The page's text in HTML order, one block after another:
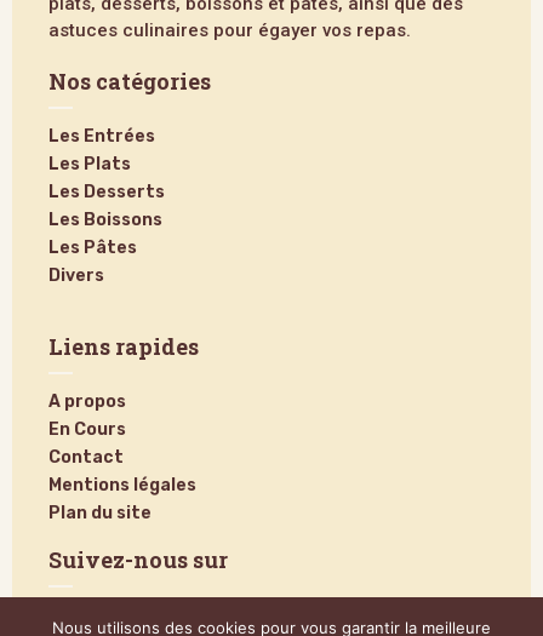
astuces culinaires pour égayer vos repas.
Nos catégories
Les Entrées
Les Plats
Les Desserts
Les Boissons
Les Pâtes
Divers
Liens rapides
A propos
En Cours
Contact
Mentions légales
Plan du site
Suivez-nous sur
Nous utilisons des cookies pour vous garantir la meilleure